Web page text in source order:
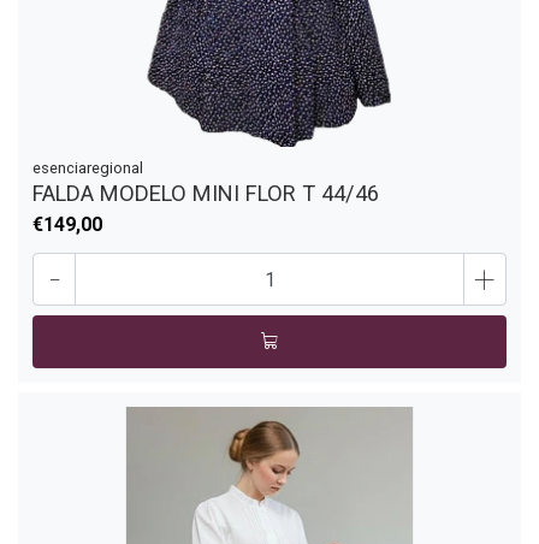
esenciaregional
FALDA MODELO MINI FLOR T 44/46
€149,00
- +